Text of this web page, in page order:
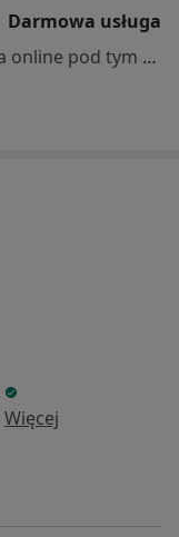
Darmowa usługa
Specjalista nie oferuje umawiania online pod tym adresem.
Więcej